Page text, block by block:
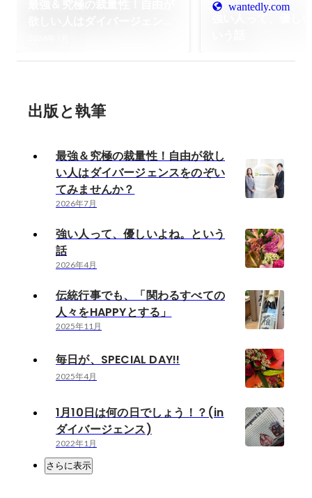
wantedly.com
出版と執筆
最強＆究極の裁量性！自由が欲し
い人はダイバージェンスをのぞい
てみませんか？
2026年7月
強い人って、優しいよね。という
話
2026年4月
伝統行事でも、「関わるすべての
人々をHAPPYとする」
2025年11月
毎日が、SPECIAL DAY!!
2025年4月
1月10日は何の日でしょう！？(in
ダイバージェンス)
2022年1月
さらに表示